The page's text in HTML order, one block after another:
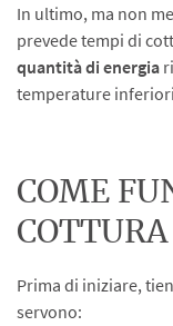
In ultimo, ma non
prevede tempi di
quantità di energia
temperature
COME
Prima di iniziare,
servono: